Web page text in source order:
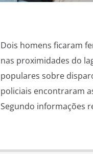
Dois homens ficaram
nas proximidades do
populares sobre
policiais encontraram
Segundo informações